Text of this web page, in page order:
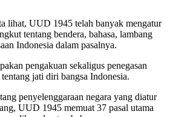
lihat, UUD 1945 telah banyak mengatur
tentang bendera, bahasa, lambang
Indonesia dalam pasalnya.
pengakuan sekaligus penegasan
jati diri bangsa Indonesia.
penyelenggaraan negara yang diatur
UUD 1945 memuat 37 pasal utama